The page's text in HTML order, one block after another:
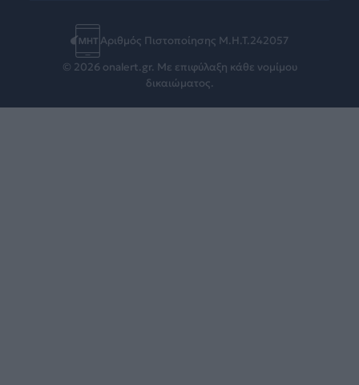
Αριθμός Πιστοποίησης Μ.Η.Τ.242057
© 2026 onalert.gr. Με επιφύλαξη κάθε νομίμου
δικαιώματος.